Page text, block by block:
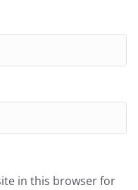
in this browser for